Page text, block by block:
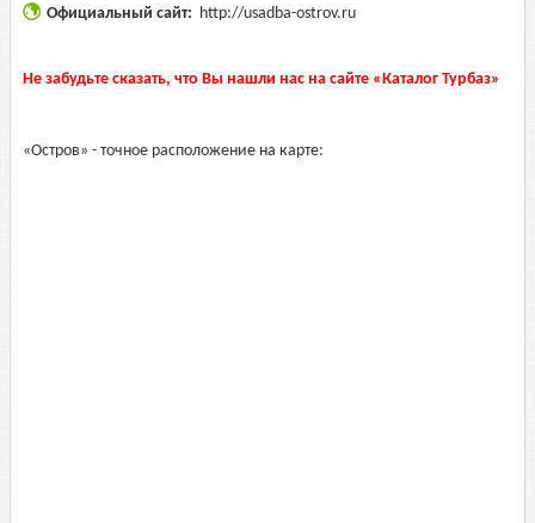
Официальный сайт: http://usadba-ostrov.ru
Не забудьте сказать, что Вы нашли нас на сайте «Каталог Турбаз»
«Остров» - точное расположение на карте: